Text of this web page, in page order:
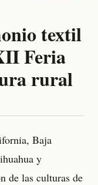
textil
Feria
rural
Baja
y
de las culturas de